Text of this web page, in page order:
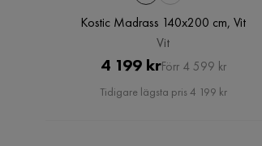
Kostic Madrass 140x200 cm, Vit
Vit
Pris
4 199 krOriginal
Pris
Förr 4 599 kr
Tidigare lägsta pris 4 199 kr